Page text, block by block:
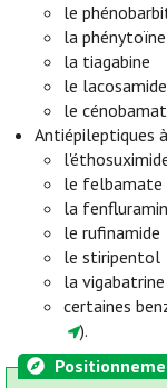
le
la phénytoïne
la tiagabine
le lacosamide
le
Antiépileptiques
le felbamate
la
le rufinamide
le stiripentol
la vigabatrine
certaines
).